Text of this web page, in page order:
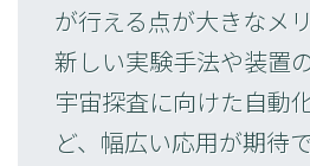
が行える点が大きなメ
新しい実験手法や装置
宇宙探査に向けた自動
ど、幅広い応用が期待で